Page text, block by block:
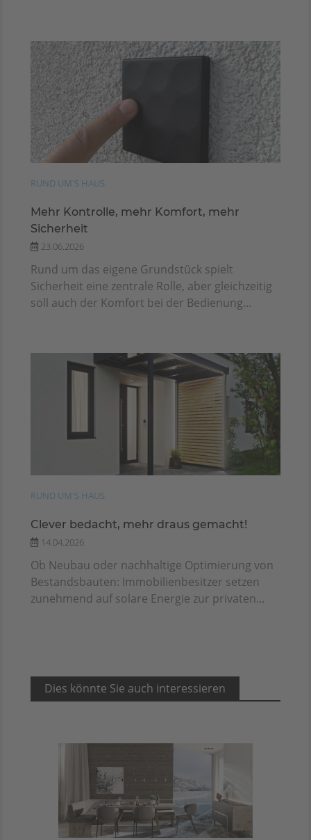
RUND UM'S HAUS
Mehr Kontrolle, mehr Komfort, mehr
Sicherheit
23.06.2026
Rund um das eigene Grundstück spielt
Sicherheit eine zentrale Rolle, aber gleichzeitig
soll auch der Komfort bei der Bedienung...
RUND UM'S HAUS
Clever bedacht, mehr draus gemacht!
14.04.2026
Ob Neubau oder nachhaltige Optimierung von
Bestandsbauten: Immobilienbesitzer setzen
zunehmend auf solare Energie zur privaten...
Dies könnte Sie auch interessieren